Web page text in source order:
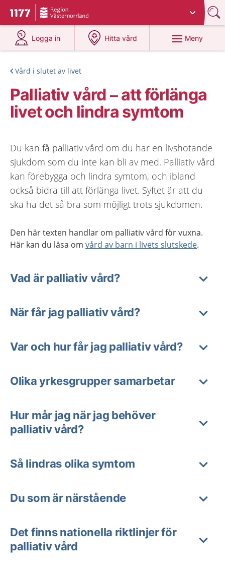
Till startsidan för 1177
Du har valt region
Logga in
på 1177.se
Hitta vård
på 1177.se
Meny
Vård i slutet av livet
Palliativ vård – att förlänga
livet och lindra symtom
Du kan få palliativ vård om du har en livshotande
sjukdom som du inte kan bli av med. Palliativ vård
kan förebygga och lindra symtom, och ibland
också bidra till att förlänga livet. Syftet är att du
ska ha det så bra som möjligt trots sjukdomen.
Den här texten handlar om palliativ vård för vuxna.
Här kan du läsa om vård av barn i livets slutskede.
Vad är palliativ vård?
När får jag palliativ vård?
Var och hur får jag palliativ vård?
Olika yrkesgrupper samarbetar
Hur mår jag när jag behöver
palliativ vård?
Så lindras olika symtom
Du som är närstående
Det finns nationella riktlinjer för
palliativ vård